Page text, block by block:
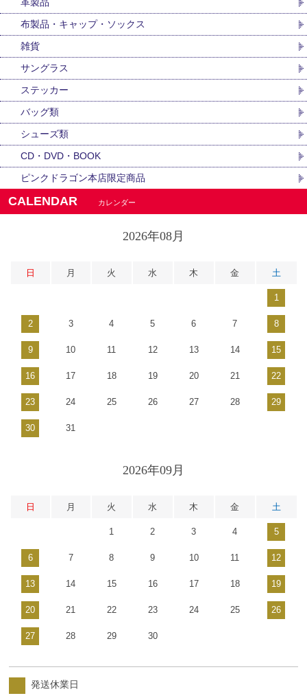
革製品
布製品・キャップ・ソックス
雑貨
サングラス
ステッカー
バッグ類
シューズ類
CD・DVD・BOOK
ピンクドラゴン本店限定商品
CALENDAR カレンダー
2026年08月
日 月 火 水 木 金 土
1
2 3 4 5 6 7 8
9 10 11 12 13 14 15
16 17 18 19 20 21 22
23 24 25 26 27 28 29
30 31
2026年09月
日 月 火 水 木 金 土
1 2 3 4 5
6 7 8 9 10 11 12
13 14 15 16 17 18 19
20 21 22 23 24 25 26
27 28 29 30
発送休業日